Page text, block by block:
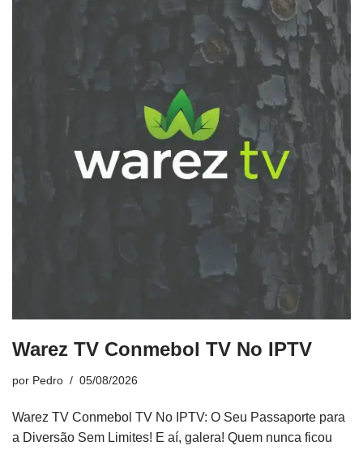
Warez TV Conmebol TV No IPTV
por Pedro 05/08/2026
Warez TV Conmebol TV No IPTV: O Seu Passaporte para
a Diversão Sem Limites! E aí, galera! Quem nunca ficou